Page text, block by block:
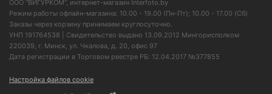
ООО "ВИГУРКОМ", интернет-магазин Interfoto.by
Режим работы офлайн-магазина: 10.00 - 19.00 (Пн-Пт); 10.00 - 17.00 (Сб)
Заказы через корзину принимаем круглосуточно.
УНП 191764538 | Свидетельство выдано 13.09.2012 Мингорисполком
220039, г. Минск, ул. Чкалова, д. 20, офис 97
Дата регистрации в Торговом реестре РБ: 12.04.2017 №377855
Настройка файлов cookie